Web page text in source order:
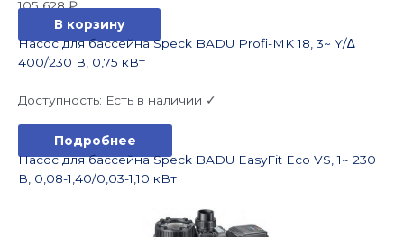
105 628₽
В корзину
Насос для бассейна Speck BADU Profi-MK 18, 3~ Y/∆
400/230 В, 0,75 кВт
Доступность: Есть в наличии ✓
Подробнее
Насос для бассейна Speck BADU EasyFit Eco VS, 1~ 230
В, 0,08-1,40/0,03-1,10 кВт